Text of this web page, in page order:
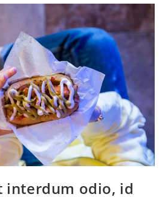
interdum odio, id